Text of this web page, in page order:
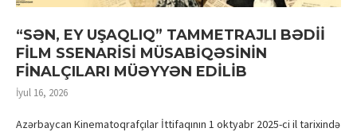
“SƏN, EY UŞAQLIQ” TAMMETRAJLI BƏDİİ
FİLM SSENARİSİ MÜSABİQƏSİNİN
FİNALÇILARI MÜƏYYƏN EDİLİB
İyul 16, 2026
Azərbaycan Kinematoqrafçılar İttifaqının 1 oktyabr 2025-ci il tarixində